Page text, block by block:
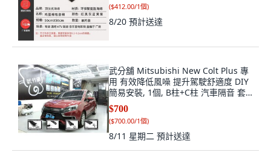
($412.00/1個)
8/20 預計送達
武分舖 Mitsubishi New Colt Plus 專
用 有效降低風噪 提升駕駛舒適度 DIY
簡易安裝, 1個, B柱+C柱 汽車隔音 套
裝組合
$700
($700.00/1個)
8/11 星期二 預計送達